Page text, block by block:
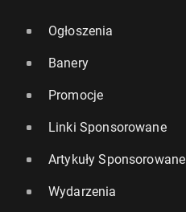
Ogłoszenia
Banery
Promocje
Linki Sponsorowane
Artykuły Sponsorowane
Wydarzenia